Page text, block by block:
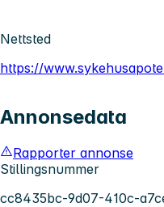
Nettsted
https://
Annonsedata
Rapporter annonse
Stillingsnummer
cc8435bc-9d07-410c-